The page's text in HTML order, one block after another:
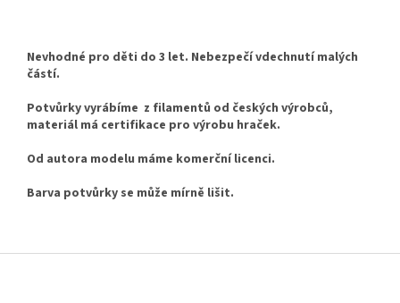
Nevhodné pro děti do 3 let. Nebezpečí vdechnutí malých
částí.
Potvůrky vyrábíme z filamentů od českých výrobců,
materiál má certifikace pro výrobu hraček.
Od autora modelu máme komerční licenci.
Barva potvůrky se může mírně lišit.